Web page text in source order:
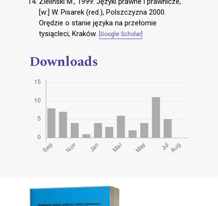
[w:] W. Pisarek (red.), Polszczyzna 2000.
Orędzie o stanie języka na przełomie
tysiącleci, Kraków.
[Google Scholar]
Downloads
Cover image